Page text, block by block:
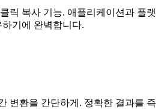
릭 복사 기능. 애플리케이션과 플랫
기에 완벽합니다.
변환을 간단하게. 정확한 결과를 즉